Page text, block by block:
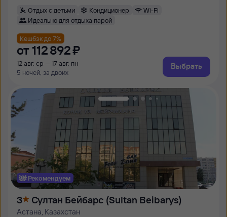
Отдых с детьми Кондиционер
Wi-Fi
Идеально для отдыха парой
Кешбэк до 7%
от 112 ⁠892 ⁠₽
12 авг, ср — 17 авг, пн
5 ночей, за двоих
Выбрать
Рекомендуем
3 Султан Бейбарс (Sultan Beibarys)
Астана, Казахстан